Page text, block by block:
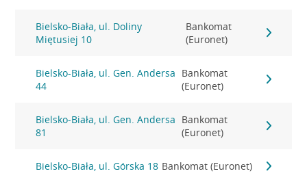
Bielsko-Biała, ul. Doliny
Miętusiej 10
Bankomat
(Euronet)
Bielsko-Biała, ul. Gen. Andersa
44
Bankomat
(Euronet)
Bielsko-Biała, ul. Gen. Andersa
81
Bankomat
(Euronet)
Bielsko-Biała, ul. Górska 18 Bankomat (Euronet)